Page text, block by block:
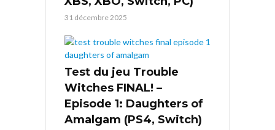
31 décembre 2025
Test du jeu Trouble
Witches FINAL! –
Episode 1: Daughters of
Amalgam (PS4, Switch)